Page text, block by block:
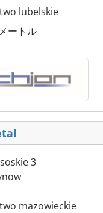
lubelskie
ートル
3
mazowieckie